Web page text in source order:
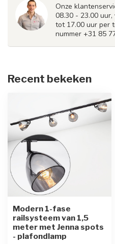
Onze
08.30 - 23.00
tot 17.00 uur per
nummer +31 85
Recent bekeken
Modern 1-fase
railsysteem van 1,5
meter met Jenna spots
- plafondlamp